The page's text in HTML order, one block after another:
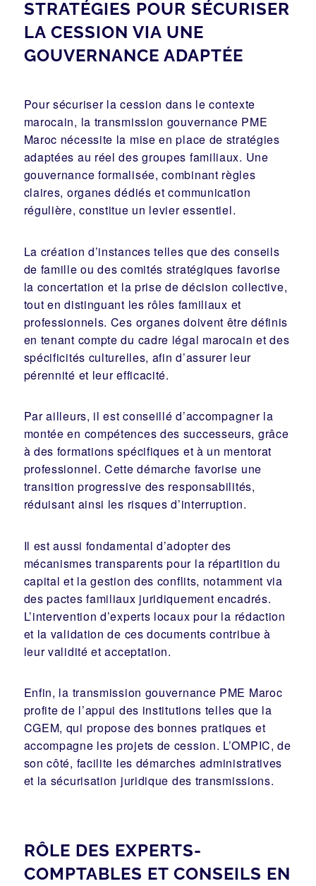
STRATÉGIES POUR SÉCURISER
LA CESSION VIA UNE
GOUVERNANCE ADAPTÉE
Pour sécuriser la cession dans le contexte
marocain, la transmission gouvernance PME
Maroc nécessite la mise en place de stratégies
adaptées au réel des groupes familiaux. Une
gouvernance formalisée, combinant règles
claires, organes dédiés et communication
régulière, constitue un levier essentiel.
La création d’instances telles que des conseils
de famille ou des comités stratégiques favorise
la concertation et la prise de décision collective,
tout en distinguant les rôles familiaux et
professionnels. Ces organes doivent être définis
en tenant compte du cadre légal marocain et des
spécificités culturelles, afin d’assurer leur
pérennité et leur efficacité.
Par ailleurs, il est conseillé d’accompagner la
montée en compétences des successeurs, grâce
à des formations spécifiques et à un mentorat
professionnel. Cette démarche favorise une
transition progressive des responsabilités,
réduisant ainsi les risques d’interruption.
Il est aussi fondamental d’adopter des
mécanismes transparents pour la répartition du
capital et la gestion des conflits, notamment via
des pactes familiaux juridiquement encadrés.
L’intervention d’experts locaux pour la rédaction
et la validation de ces documents contribue à
leur validité et acceptation.
Enfin, la transmission gouvernance PME Maroc
profite de l’appui des institutions telles que la
CGEM, qui propose des bonnes pratiques et
accompagne les projets de cession. L’OMPIC, de
son côté, facilite les démarches administratives
et la sécurisation juridique des transmissions.
RÔLE DES EXPERTS-
COMPTABLES ET CONSEILS EN